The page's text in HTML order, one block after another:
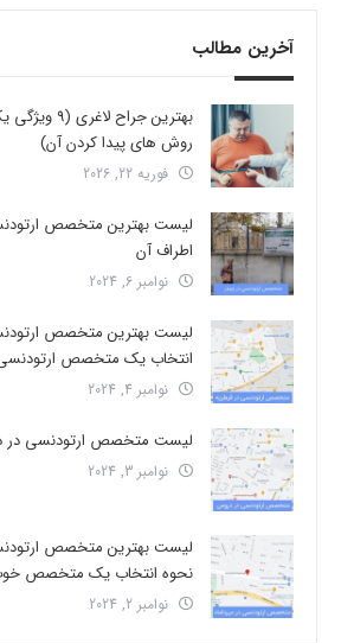
آخرین مطالب
بهترین
روش های پیدا کردن آن)
فوریه 22, 2026
لیست بهترین متخصص
اطراف آن
نوامبر 6, 2024
لیست بهترین متخصص
انتخاب یک متخصص
نوامبر 4, 2024
لیست متخصص ارتودنسی در
نوامبر 3, 2024
لیست بهترین متخصص
نحوه انتخاب یک متخصص
نوامبر 2, 2024